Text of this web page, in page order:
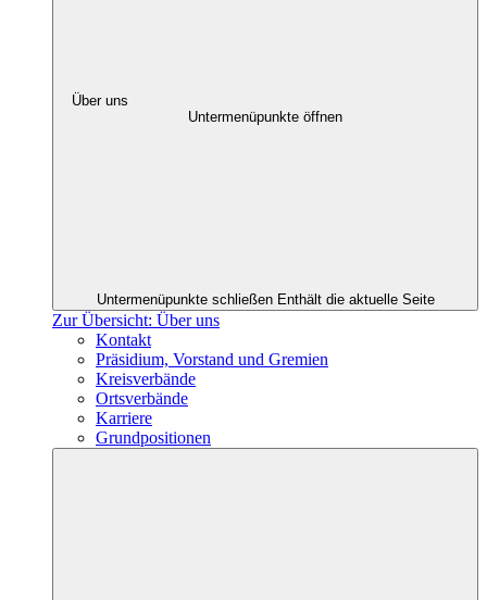
Über uns
Untermenüpunkte öffnen
Untermenüpunkte schließen Enthält die aktuelle Seite
Zur Übersicht: Über uns
Kontakt
Präsidium, Vorstand und Gremien
Kreisverbände
Ortsverbände
Karriere
Grundpositionen